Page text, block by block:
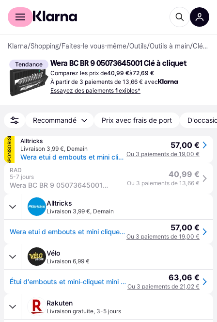
Acheter avec Klarna
Klarna/Shopping/Faites-le vous-même/Outils/Outils à main/ Clés à cliquet
Tendance Wera BC BR 9 05073645001 Clé à cliquet
Comparez les prix de40,99 €à72,69 €
À partir de 3 paiements de 13,66 € avec
Essayez des paiements flexibles*
Recommandé Prix avec frais de port
SPONSORISÉ
Alltricks
Livraison 3,99 €, Demain
Wera etui d embouts et mini cliquet bit check 10 zyklop mini 1
57,00 €
Ou 3 paiements de 19,00 €
RAD
5-7 jours
Wera BC BR 9 05073645001 Jeu de cliquets réversibles 1/4 (6.3 mm) 87 mm
40,99 €
Ou 3 paiements de 13,66 €
Alltricks
Livraison 3,99 €, Demain
Wera etui d embouts et mini cliquet bit check 10 zyklop mini 1 57,00 €
Ou 3 paiements de 19,00 €
Vélo
Livraison 6,99 €
Étui d'embouts et mini-cliquet mini Wera Bit-Check 10 Zyklop - Argenté 63,06 €
Ou 3 paiements de 21,02 €
Rakuten
Livraison gratuite, 3-5 jours